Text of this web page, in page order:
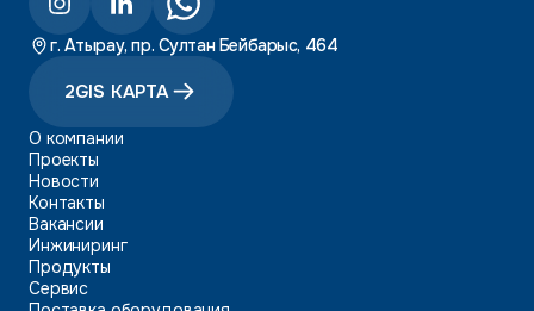
г. Атырау, пр. Султан Бейбарыс, 464
2GIS КАРТА
О компании
Проекты
Новости
Контакты
Вакансии
Инжиниринг
Продукты
Сервис